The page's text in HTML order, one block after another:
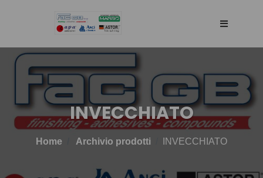
HOME
AGENCY
SELLING WEB
TECHNOLOGY
INVECCHIATO
Home Archivio prodotti INVECCHIATO